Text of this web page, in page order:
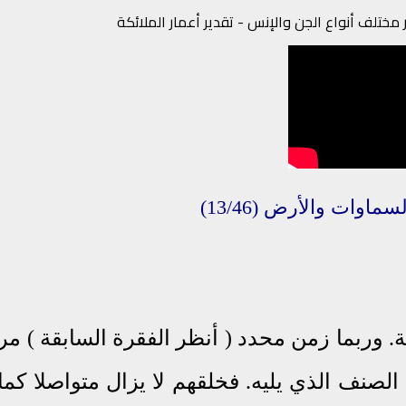
أنواع الجن والإنس - تقدير أعمار الملائكة
والأرض (13/46)
وربما زمن محدد ( أنظر الفقرة السابقة )
الذي يليه. فخلقهم لا يزال متواصلا